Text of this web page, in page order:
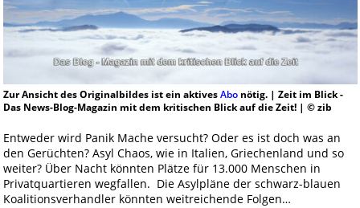
Zur Ansicht des Originalbildes ist ein aktivesAbonötig. | Zeit im Blick -
Das News-Blog-Magazin mit dem kritischen Blick auf die Zeit! | © zib
Entweder wird Panik Mache versucht? Oder es ist doch was an
den Gerüchten? Asyl Chaos, wie in Italien, Griechenland und so
weiter? Über Nacht könnten Plätze für 13.000 Menschen in
Privatquartieren wegfallen. Die Asylpläne der schwarz-blauen
Koalitionsverhandler könnten weitreichende Folgen…